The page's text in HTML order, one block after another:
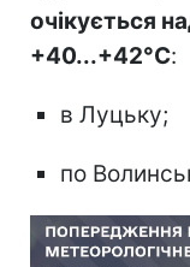
очікується
+40...+42°С:
в Луцьку;
по